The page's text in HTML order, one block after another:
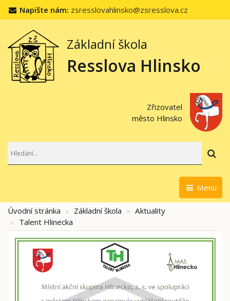
Napište nám: zsresslovahlinsko@zsresslova.cz
Základní škola
Resslova Hlinsko
Zřizovatel
město Hlinsko
Menu
Úvodní stránka Základní škola
Aktuality
Talent Hlinecka